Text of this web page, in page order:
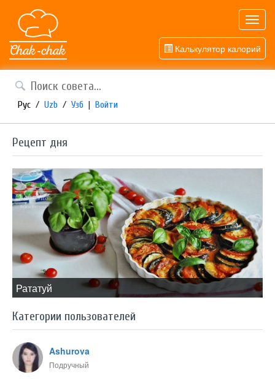
Калькулятор калорий
Рус / Uzb / Узб | Войти
Рецепт дня
​Рататуй
Категории пользователей
Ashurova
Подручный